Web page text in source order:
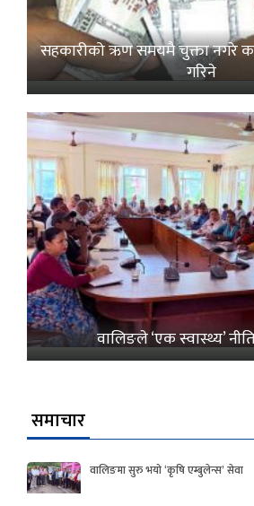
सहकारीको ऋण समयमै चुक्ता नगरे
गरिने
वालिङले ‘एक स्वास्थ्य’
समाचार
वालिङमा सुरु भयो ‘कृषि एम्बुलेन्स’ सेवा